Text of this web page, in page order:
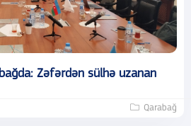
Zəfərdən sülhə uzanan
Qarabağ